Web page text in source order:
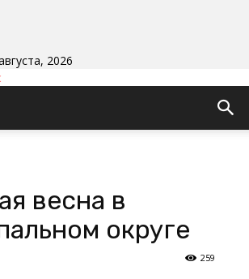
2026
весна в
округе
259